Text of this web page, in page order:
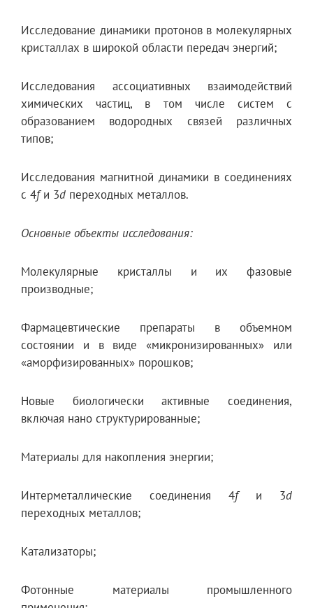
Исследование динамики протонов в молекулярных
кристаллах в широкой области передач энергий;
Исследования ассоциативных взаимодействий
химических частиц, в том числе систем с
образованием водородных связей различных
типов;
Исследования магнитной динамики в соединениях
с 4fи 3d переходных металлов.
Основные объекты исследования:
Молекулярные кристаллы и их фазовые
производные;
Фармацевтические препараты в объемном
состоянии и в виде «микронизированных» или
«аморфизированных» порошков;
Новые биологически активные соединения,
включая нано структурированные;
Материалы для накопления энергии;
Интерметаллические соединения 4fи 3d
переходных металлов;
Катализаторы;
Фотонные материалы промышленного